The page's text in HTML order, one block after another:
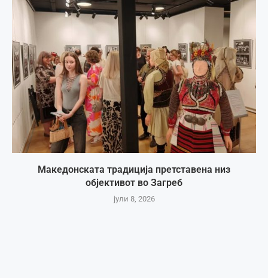
Македонската традиција претставена низ
објективот во Загреб
јули 8, 2026